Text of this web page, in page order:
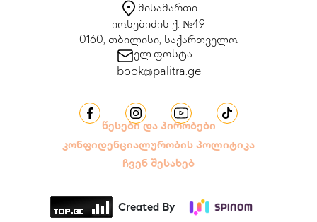
მისამართი
იოსებიძის ქ. №49
0160, თბილისი, საქართველო
ელ.ფოსტა
book@palitra.ge
წესები და პირობები
კონფიდენციალურობის პოლიტიკა
ჩვენ შესახებ
Created By